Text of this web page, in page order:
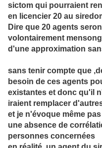
sictom qui pourraient
en licencier 20 au
Dire que 20 agents
volontairement
d'une approximation
sans tenir compte que
besoin de ces agents
existantes et donc qu'il
iraient remplacer
et je n'évoque même
une absence de
personnes concernées